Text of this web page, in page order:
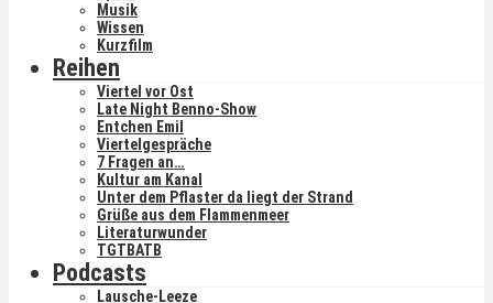
Musik
Wissen
Kurzfilm
Reihen
Viertel vor Ost
Late Night Benno-Show
Entchen Emil
Viertelgespräche
7 Fragen an…
Kultur am Kanal
Unter dem Pflaster da liegt der Strand
Grüße aus dem Flammenmeer
Literaturwunder
TGTBATB
Podcasts
Lausche-Leeze